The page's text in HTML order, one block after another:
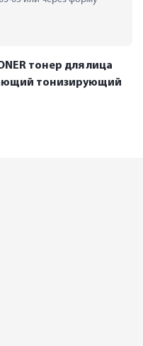
тонер для лица
тонизирующий